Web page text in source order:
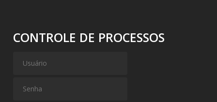
CONTROLE DE PROCESSOS